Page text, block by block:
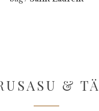
&